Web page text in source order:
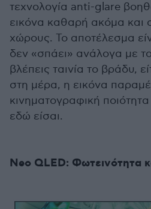
τεχνολογία anti-glare
εικόνα καθαρή ακόμα και
χώρους. Το αποτέλεσμα
δεν «σπάει» ανάλογα με
βλέπεις ταινία το βράδυ,
στη μέρα, η εικόνα
κινηματογραφική
εδώ είσαι.
Neo QLED: Φωτεινότητα